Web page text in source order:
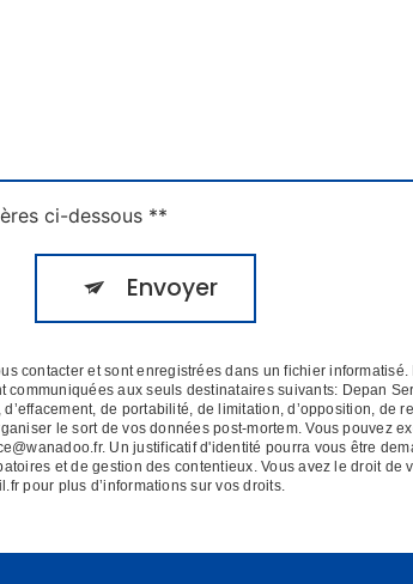
ci-dessous **
Envoyer
contacter et sont enregistrées dans un fichier
aux seuls destinataires suivants: Depan
de portabilité, de limitation, d’opposition, de
le sort de vos données post-mortem. Vous pouvez
Un justificatif d'identité pourra vous être
et de gestion des contentieux. Vous avez le droit
pour plus d’informations sur vos droits.